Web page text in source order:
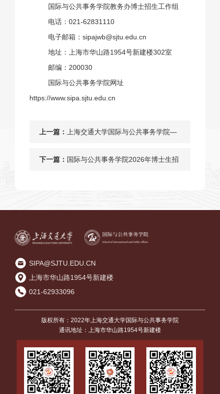
国际与公共事务学院教务办博士招生工作组
电话： 021-62831110
电子邮箱： sipajwb@sjtu.edu.cn
地址：上海市华山路1954号新建楼302室
邮编： 200030
国际与公共事务学院网址
https://www.sipa.sjtu.edu.cn
上一篇： 上海交通大学国际与公共事务学院—
2026年第一批博士研究生招生综合考
下一篇： 国际与公共事务学院2026年博士生招
SIPA@SJTU.EDU.CN
上海市华山路1954号新建楼
021-62933096
版权所有：2022年上海交通大学国际与公共事务学院
通讯地址：上海市华山路1954号新建楼